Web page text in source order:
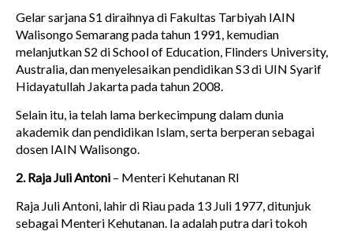
Gelar sarjana S1 diraihnya di Fakultas Tarbiyah IAIN
Walisongo Semarang pada tahun 1991, kemudian
melanjutkan S2 di School of Education, Flinders University,
Australia, dan menyelesaikan pendidikan S3 di UIN Syarif
Hidayatullah Jakarta pada tahun 2008.
Selain itu, ia telah lama berkecimpung dalam dunia
akademik dan pendidikan Islam, serta berperan sebagai
dosen IAIN Walisongo.
2. Raja Juli Antoni – Menteri Kehutanan RI
Raja Juli Antoni, lahir di Riau pada 13 Juli 1977, ditunjuk
sebagai Menteri Kehutanan. Ia adalah putra dari tokoh